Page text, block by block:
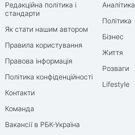
Редакційна політика і
стандарти
Як стати нашим автором
Правила користування
Правова інформація
Політика конфіденційності
Контакти
Команда
Вакансії в РБК-Україна
Аналітика
Політика
Бізнес
Життя
Розваги
Lifestyle